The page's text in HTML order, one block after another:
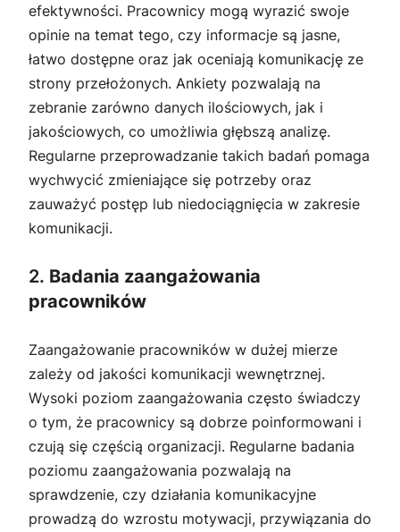
efektywności. Pracownicy mogą wyrazić swoje
opinie na temat tego, czy informacje są jasne,
łatwo dostępne oraz jak oceniają komunikację ze
strony przełożonych. Ankiety pozwalają na
zebranie zarówno danych ilościowych, jak i
jakościowych, co umożliwia głębszą analizę.
Regularne przeprowadzanie takich badań pomaga
wychwycić zmieniające się potrzeby oraz
zauważyć postęp lub niedociągnięcia w zakresie
komunikacji.
2. Badania zaangażowania
pracowników
Zaangażowanie pracowników w dużej mierze
zależy od jakości komunikacji wewnętrznej.
Wysoki poziom zaangażowania często świadczy
o tym, że pracownicy są dobrze poinformowani i
czują się częścią organizacji. Regularne badania
poziomu zaangażowania pozwalają na
sprawdzenie, czy działania komunikacyjne
prowadzą do wzrostu motywacji, przywiązania do